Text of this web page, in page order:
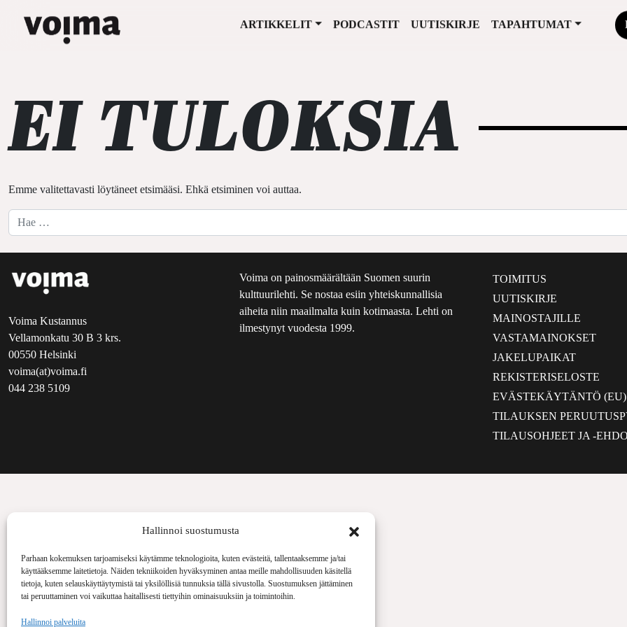
Hallinnoi suostumusta
Parhaan kokemuksen tarjoamiseksi käytämme teknologioita, kuten evästeitä, tallentaaksemme ja/tai
käyttääksemme laitetietoja. Näiden tekniikoiden hyväksyminen antaa meille mahdollisuuden käsitellä
tietoja, kuten selauskäyttäytymistä tai yksilöllisiä tunnuksia tällä sivustolla. Suostumuksen jättäminen
tai peruuttaminen voi vaikuttaa haitallisesti tiettyihin ominaisuuksiin ja toimintoihin.
Hallinnoi palveluita
Päävalikko
ARTIKKELIT PODCASTIT UUTISKIRJE TAPAHTUMAT
EI TULOKSIA
Emme valitettavasti löytäneet etsimääsi. Ehkä etsiminen voi auttaa.
Hae:
Voima Kustannus
Vellamonkatu 30 B 3 krs.
00550 Helsinki
voima(at)voima.fi
044 238 5109
Voima on painosmäärältään Suomen suurin
kulttuurilehti. Se nostaa esiin yhteiskunnallisia
aiheita niin maailmalta kuin kotimaasta. Lehti on
ilmestynyt vuodesta 1999.
TOIMITUS
UUTISKIRJE
MAINOSTAJILLE
VASTAMAINOKSET
JAKELUPAIKAT
REKISTERISELOSTE
EVÄSTEKÄYTÄNTÖ (EU)
TILAUKSEN
TILAUSOHJEET JA -